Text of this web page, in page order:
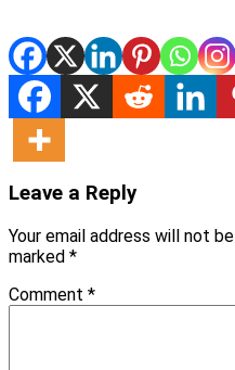
Leave a Reply
Your email address will not
marked *
Comment *